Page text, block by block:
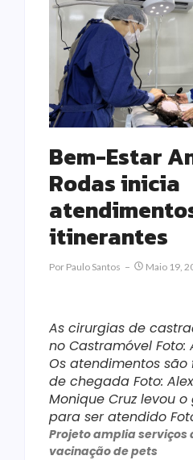
Bem-Estar
Rodas inicia
itinerantes
Por Paulo Santos Maio 19,
As cirurgias de
no Castramóvel Foto:
Os atendimentos
de chegada Foto:
Monique Cruz levou
para ser atendido
Projeto amplia serviços
vacinação de pets